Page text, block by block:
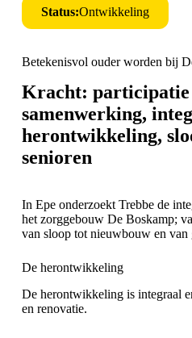
Status:Ontwikkeling
Betekenisvol ouder worden bij
Kracht: participatie
samenwerking,
herontwikkeling,
senioren
In Epe onderzoekt Trebbe de
het zorggebouw De Boskamp;
van sloop tot nieuwbouw en
De herontwikkeling
De herontwikkeling is integraal
en renovatie.